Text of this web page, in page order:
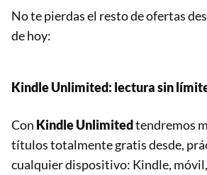
No te pierdas el resto de ofertas
de hoy:
Kindle Unlimited: lectura sin
Con Kindle Unlimitedtendremos
títulos totalmente gratis desde,
cualquier dispositivo: Kindle,